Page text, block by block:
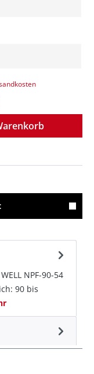
NPF-90-54
90 bis